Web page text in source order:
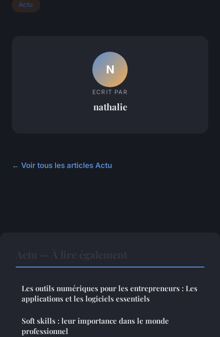
Actu
N
ECRIT PAR
nathalie
← Voir tous les articles Actu
Les outils numériques pour les entrepreneurs : Les
applications et les logiciels essentiels
Soft skills : leur importance dans le monde
professionnel